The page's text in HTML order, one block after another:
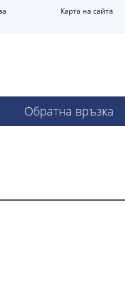
Карта на сайта
Обратна връзка